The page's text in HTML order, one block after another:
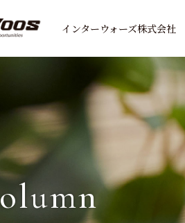
インターウォーズ株式会社
column